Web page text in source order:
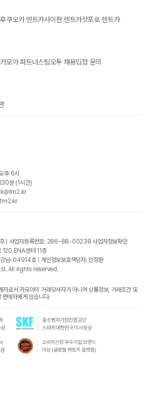
후쿠오카 렌트카사이판 렌트카삿포로 렌트카
카모아 파트너스팀오투 채용입점 문의
후 6시
30분 (1시간)
주 | 사업자등록번호: 286-88-00238 사업자정보확인
120 ENA센터 11층
남-04914호 | 개인정보보호책임자: 인정환
All rights reserved.
자로서 카모아의 거래당사자가 아니며 상품정보, 거래조건 및
판매자에게 있습니다.